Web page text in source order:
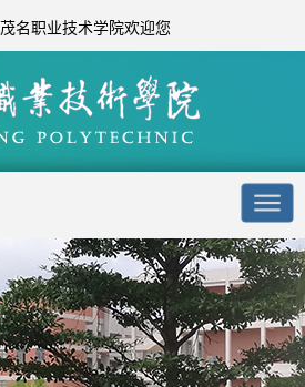
茂名职业技术学院欢迎您